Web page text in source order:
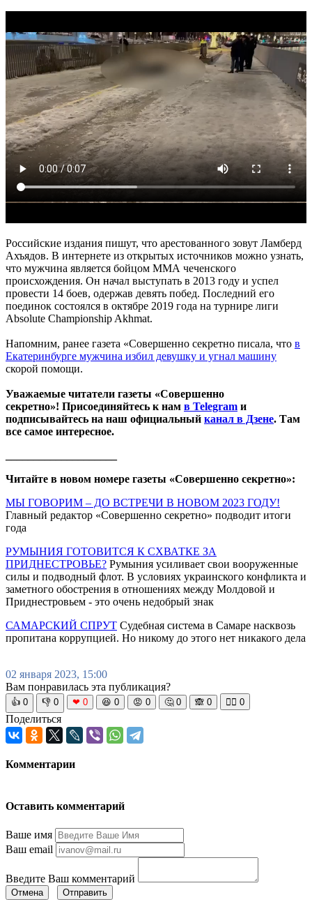
Российские издания пишут, что арестованного зовут Ламберд
Ахъядов. В интернете из открытых источников можно узнать,
что мужчина является бойцом ММА чеченского
происхождения. Он начал выступать в 2013 году и успел
провести 14 боев, одержав девять побед. Последний его
поединок состоялся в октябре 2019 года на турнире лиги
Absolute Championship Akhmat.
Напомним, ранее газета «Совершенно секретно писала, что в
Екатеринбурге мужчина избил девушку и угнал машину
скорой помощи.
Уважаемые читатели газеты «Совершенно
секретно»! Присоединяйтесь к нам в Telegram и
подписывайтесь на наш официальный канал в Дзене. Там
все самое интересное.
Читайте в новом номере газеты «Совершенно секретно»:
МЫ ГОВОРИМ – ДО ВСТРЕЧИ В НОВОМ 2023 ГОДУ!
Главный редактор «Совершенно секретно» подводит итоги
года
РУМЫНИЯ ГОТОВИТСЯ К СХВАТКЕ ЗА
ПРИДНЕСТРОВЬЕ? Румыния усиливает свои вооруженные
силы и подводный флот. В условиях украинского конфликта и
заметного обострения в отношениях между Молдовой и
Приднестровьем - это очень недобрый знак
САМАРСКИЙ СПРУТ Судебная система в Самаре насквозь
пропитана коррупцией. Но никому до этого нет никакого дела
02 января 2023, 15:00
Вам понравилась эта публикация?
👍 0 👎 0 ❤ 0 😆 0 😡 0 🤔 0 🙈 0 🧘‍♀️ 0
Поделиться
Комментарии
Оставить комментарий
Ваше имя
Ваш email
Введите Ваш комментарий
Отмена Отправить